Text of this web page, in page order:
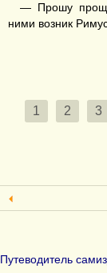
— Прошу
ними возник
1 2 3
Путеводитель